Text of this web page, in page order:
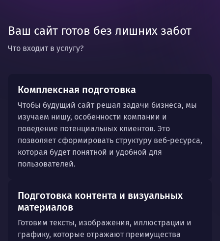
Ваш сайт готов без лишних забот
Что входит в услугу?
Комплексная подготовка
Чтобы будущий сайт решал задачи бизнеса, мы
изучаем нишу, особенности компании и
поведение потенциальных клиентов. Это
позволяет сформировать структуру веб-ресурса,
которая будет понятной и удобной для
пользователей.
Подготовка контента и визуальных
материалов
Готовим тексты, изображения, иллюстрации и
графику, которые отражают преимущества